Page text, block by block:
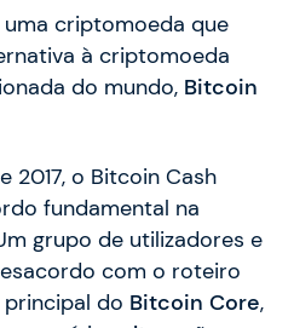
uma criptomoeda que
à criptomoeda
do mundo, Bitcoin
2017, o Bitcoin Cash
fundamental na
grupo de utilizadores e
com o roteiro
do Bitcoin Core,